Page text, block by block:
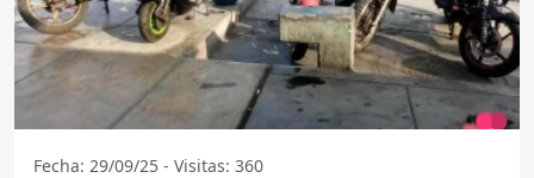
Fecha: 29/09/25 - Visitas: 360